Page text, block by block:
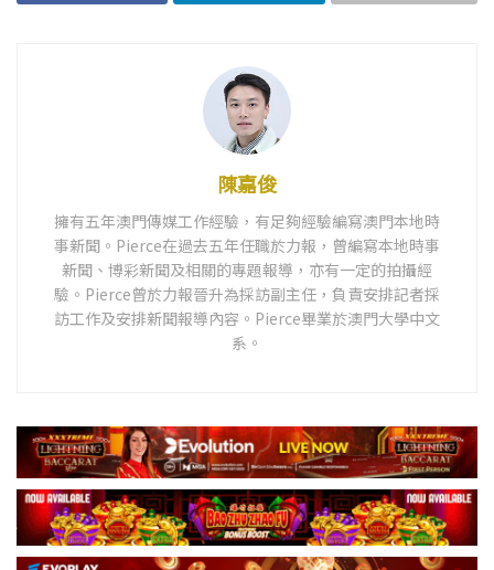
陳嘉俊
擁有五年澳門傳媒工作經驗，有足夠經驗編寫澳門本地時
事新聞。Pierce在過去五年任職於力報，曾編寫本地時事
新聞、博彩新聞及相關的專題報導，亦有一定的拍攝經
驗。Pierce曾於力報晉升為採訪副主任，負責安排記者採
訪工作及安排新聞報導內容。Pierce畢業於澳門大學中文
系。